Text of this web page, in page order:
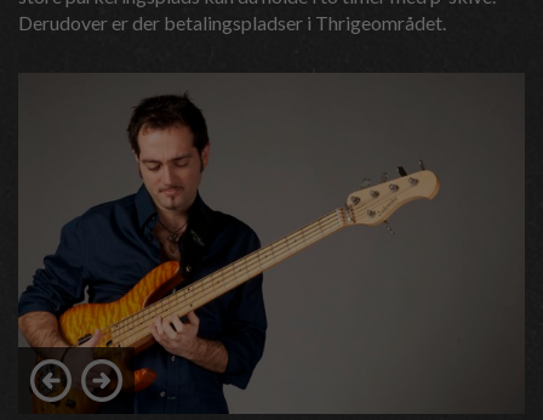
Derudover er der betalingspladser i Thrigeområdet.